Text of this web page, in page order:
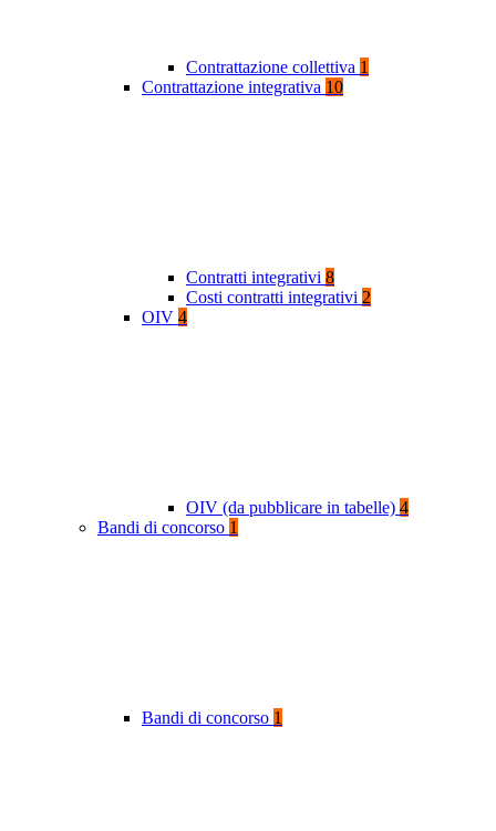
Contrattazione collettiva 1
Contrattazione integrativa 10
Contratti integrativi 8
Costi contratti integrativi 2
OIV 4
OIV (da pubblicare in tabelle) 4
Bandi di concorso 1
Bandi di concorso 1